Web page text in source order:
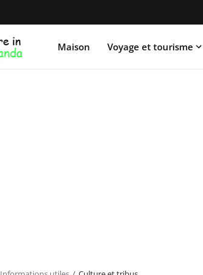
Maison Voyage et tourisme